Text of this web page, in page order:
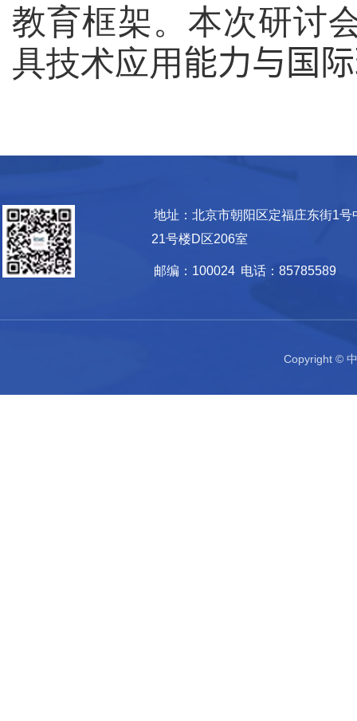
教育框架。本次研讨
具技术应用能力与国
地址：北京市朝阳区定福庄东街1号
21号楼D区206室
邮编：100024 电话：85785589
Copyright ©